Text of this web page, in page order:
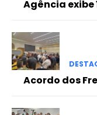
Agência exibe
Acordo dos